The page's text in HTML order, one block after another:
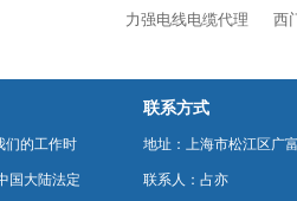
力强电线电缆代理
西
们的工作时
国大陆法定
联系方式
地址：上海市松江区广
联系人：占亦